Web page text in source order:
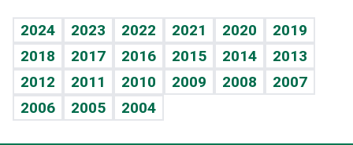
Vida y familia
Eñe
Celebrando la vida
Sin complejos
TBT Deportivo
Guía del dinero
Horóscopos
Juegos
2024 2023 2022 2021 2020
2019
2018
2017 2016 2015 2014
2013
2012
2011 2010 2009 2008
2007
2006
2005 2004